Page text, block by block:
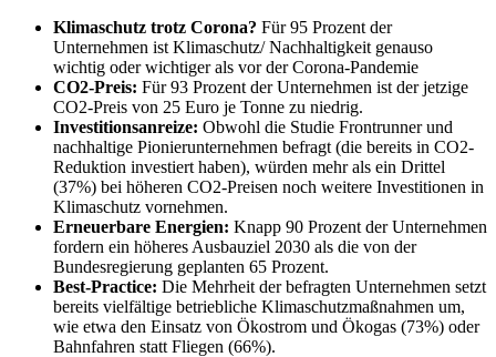
Klimaschutz trotz Corona? Für 95 Prozent der
Unternehmen ist Klimaschutz/ Nachhaltigkeit genauso
wichtig oder wichtiger als vor der Corona-Pandemie
CO2-Preis: Für 93 Prozent der Unternehmen ist der jetzige
CO2-Preis von 25 Euro je Tonne zu niedrig.
Investitionsanreize: Obwohl die Studie Frontrunner und
nachhaltige Pionierunternehmen befragt (die bereits in CO2-
Reduktion investiert haben), würden mehr als ein Drittel
(37%) bei höheren CO2-Preisen noch weitere Investitionen in
Klimaschutz vornehmen.
Erneuerbare Energien: Knapp 90 Prozent der Unternehmen
fordern ein höheres Ausbauziel 2030 als die von der
Bundesregierung geplanten 65 Prozent.
Best-Practice: Die Mehrheit der befragten Unternehmen setzt
bereits vielfältige betriebliche Klimaschutzmaßnahmen um,
wie etwa den Einsatz von Ökostrom und Ökogas (73%) oder
Bahnfahren statt Fliegen (66%).